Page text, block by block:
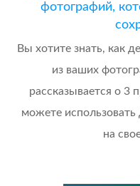
фотографий,
Вы хотите знать, как
из ваших
рассказывается о 3
можете
на